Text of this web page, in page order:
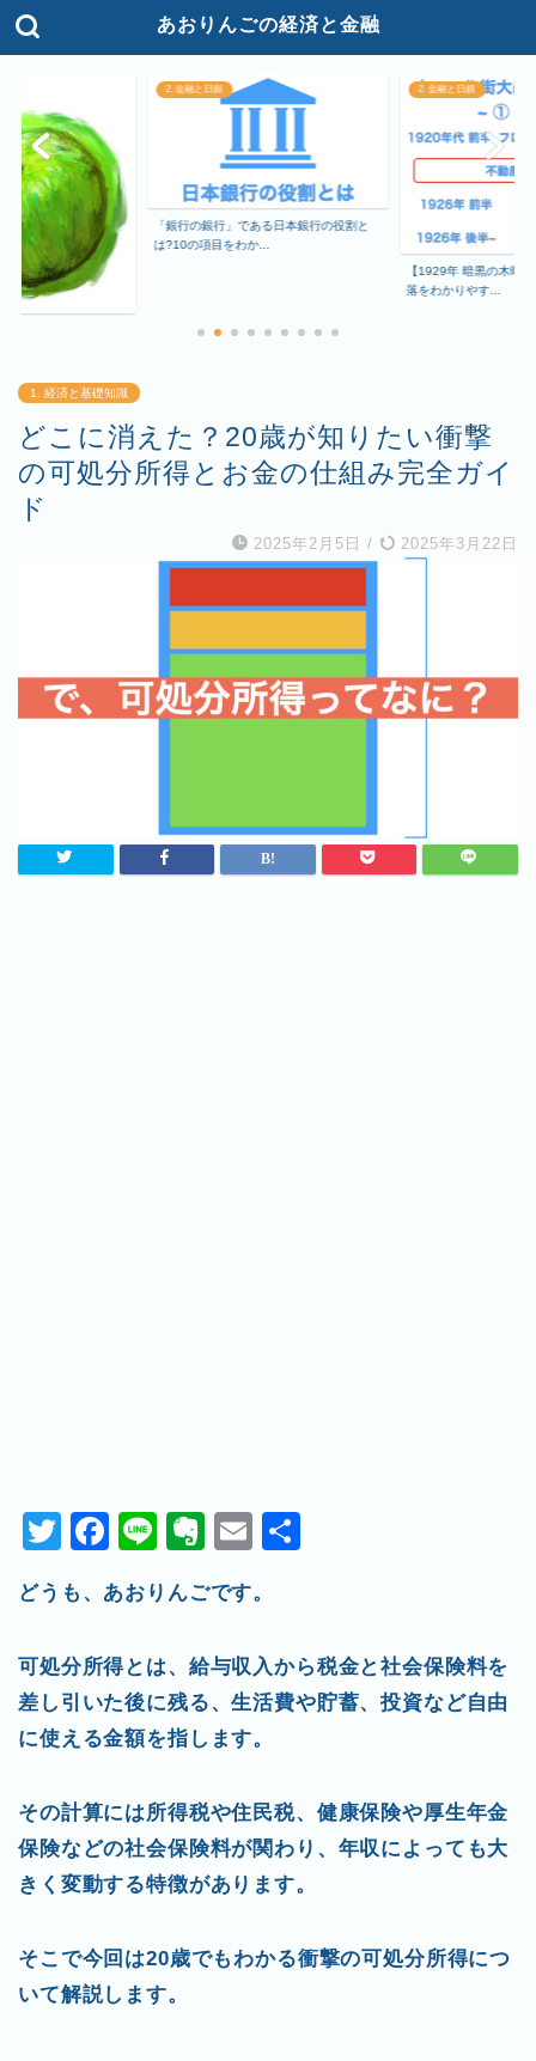
あおりんごの経済と金融
2. 金融と日銀
「銀行の銀行」である日本銀行の役割と
は?10の項目をわか...
2. 金融と日銀
【1929年 暗黒の木曜
落をわかりやす...
1. 経済と基礎知識
どこに消えた？20歳が知りたい衝撃
の可処分所得とお金の仕組み完全ガイ
ド
2025年2月5日 / 2025年3月22日
T
tt
er
F
c
e
b
o
o
k
Li
e
E
er
n
ot
e
E
ai
l
どうも、あおりんごです。
可処分所得とは、給与収入から税金と社会保険料を
差し引いた後に残る、生活費や貯蓄、投資など自由
に使える金額を指します。
その計算には所得税や住民税、健康保険や厚生年金
保険などの社会保険料が関わり、年収によっても大
きく変動する特徴があります。
そこで今回は20歳でもわかる衝撃の可処分所得につ
いて解説します。